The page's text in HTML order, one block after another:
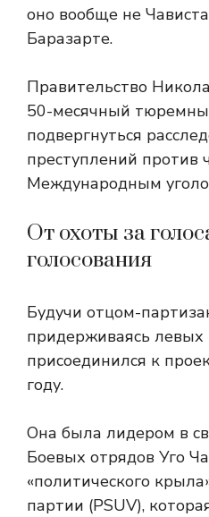
оно вообще не
Баразарте.
Правительство
50-месячный
подвергнуться
преступлений против
Международным
От охоты за
голосования
Будучи отцом-
придерживаясь левых
присоединился к
году.
Она была лидером в
Боевых отрядов Уго
«политического
партии (PSUV),